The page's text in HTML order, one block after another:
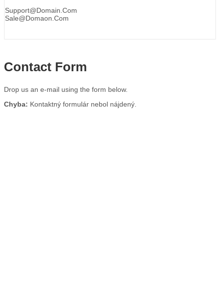
Support@domain.com
Sale@domaon.com
Contact Form
Drop us an e-mail using the form below.
Chyba: Kontaktný formulár nebol nájdený.